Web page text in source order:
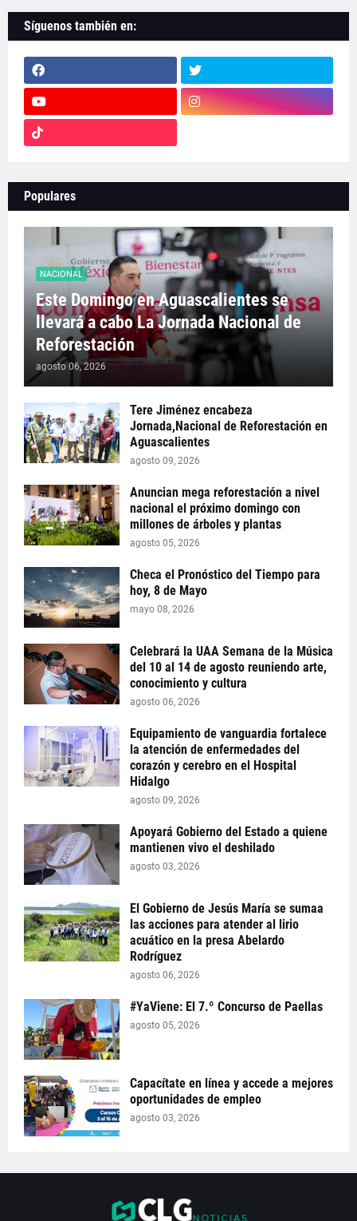
Síguenos también en:
Populares
NACIONAL
Este Domingo en Aguascalientes se
llevará a cabo La Jornada Nacional de
Reforestación
agosto 06, 2026
Tere Jiménez encabeza
Jornada,Nacional de Reforestación en
Aguascalientes
agosto 09, 2026
Anuncian mega reforestación a nivel
nacional el próximo domingo con
millones de árboles y plantas
agosto 05, 2026
Checa el Pronóstico del Tiempo para
hoy, 8 de Mayo
mayo 08, 2026
Celebrará la UAA Semana de la Música
del 10 al 14 de agosto reuniendo arte,
conocimiento y cultura
agosto 06, 2026
Equipamiento de vanguardia fortalece
la atención de enfermedades del
corazón y cerebro en el Hospital
Hidalgo
agosto 09, 2026
Apoyará Gobierno del Estado a quiene
mantienen vivo el deshilado
agosto 03, 2026
El Gobierno de Jesús María se sumaa
las acciones para atender al lirio
acuático en la presa Abelardo
Rodríguez
agosto 06, 2026
#YaViene: El 7.º Concurso de Paellas
agosto 05, 2026
Capacítate en línea y accede a mejores
oportunidades de empleo
agosto 03, 2026